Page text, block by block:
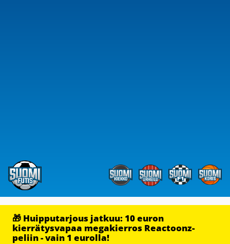
🎁 Huipputarjous jatkuu: 10 euron
kierrätysvapaa megakierros Reactoonz-
peliin - vain 1 eurolla!